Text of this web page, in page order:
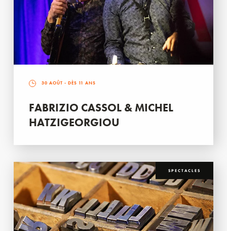
30 AOÛT - DÈS 11 ANS
FABRIZIO CASSOL & MICHEL
HATZIGEORGIOU
SPECTACLES